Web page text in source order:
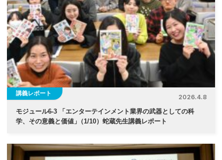
講義レポート
2026.4.8
モジュール6-3 「エンターテインメント業界の武器としての科
学、その意義と価値」 （1/10）蛇蔵先生講義レポート